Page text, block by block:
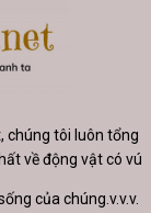
chúng tôi luôn tổng
về động vật có vú
của chúng.v.v.v.